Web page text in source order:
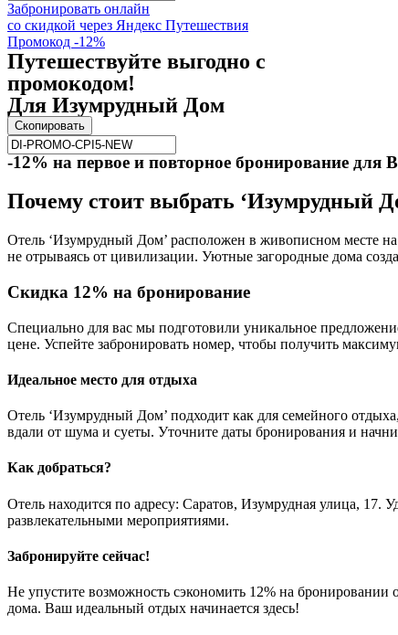
Забронировать онлайн
со скидкой через Яндекс Путешествия
Промокод -12%
Путешествуйте выгодно с
промокодом!
Для Изумрудный Дом
Скопировать
-12% на первое и повторное бронирование для
Почему стоит выбрать ‘Изумрудный
Отель ‘Изумрудный Дом’ расположен в живописном месте
не отрываясь от цивилизации. Уютные загородные дома
Скидка 12% на бронирование
Специально для вас мы подготовили уникальное
цене. Успейте забронировать номер, чтобы получить
Идеальное место для отдыха
Отель ‘Изумрудный Дом’ подходит как для семейного
вдали от шума и суеты. Уточните даты бронирования и
Как добраться?
Отель находится по адресу: Саратов, Изумрудная улица, 17.
развлекательными мероприятиями.
Забронируйте сейчас!
Не упустите возможность сэкономить 12% на
дома. Ваш идеальный отдых начинается здесь!